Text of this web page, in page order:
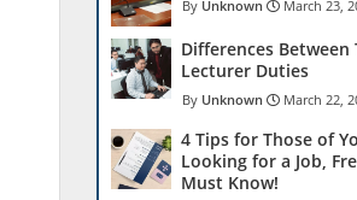
Unknown March 23,
Differences Between
Lecturer Duties
Unknown March 22,
4 Tips for Those of
Looking for a Job,
Must Know!